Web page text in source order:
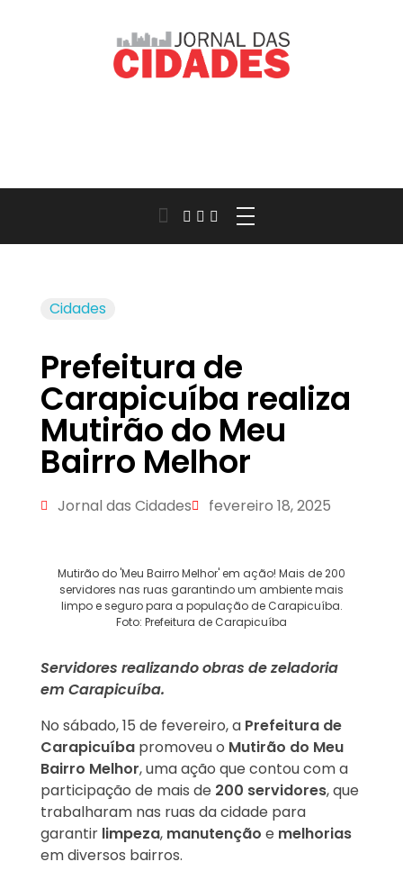
Cidades
Prefeitura de
Carapicuíba realiza
Mutirão do Meu
Bairro Melhor
Jornal das Cidades fevereiro 18, 2025
Mutirão do 'Meu Bairro Melhor' em ação! Mais de 200
servidores nas ruas garantindo um ambiente mais
limpo e seguro para a população de Carapicuíba.
Foto: Prefeitura de Carapicuíba
Servidores realizando obras de zeladoria
em Carapicuíba.
No sábado, 15 de fevereiro, a Prefeitura de
Carapicuíba promoveu o Mutirão do Meu
Bairro Melhor, uma ação que contou com a
participação de mais de 200 servidores, que
trabalharam nas ruas da cidade para
garantir limpeza, manutenção e melhorias
em diversos bairros.